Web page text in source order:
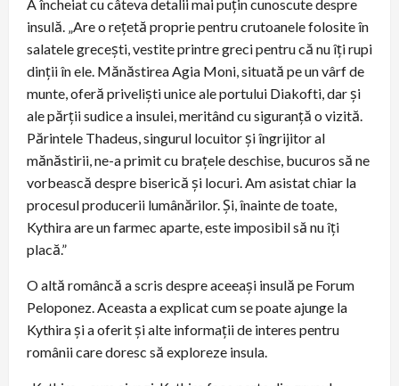
A încheiat cu câteva detalii mai puțin cunoscute despre
insulă. „Are o rețetă proprie pentru crutoanele folosite în
salatele grecești, vestite printre greci pentru că nu îți rupi
dinții în ele. Mănăstirea Agia Moni, situată pe un vârf de
munte, oferă priveliști unice ale portului Diakofti, dar și
ale părții sudice a insulei, meritând cu siguranță o vizită.
Părintele Thadeus, singurul locuitor și îngrijitor al
mănăstirii, ne-a primit cu brațele deschise, bucuros să ne
vorbească despre biserică și locuri. Am asistat chiar la
procesul producerii lumânărilor. Și, înainte de toate,
Kythira are un farmec aparte, este imposibil să nu îți
placă.”
O altă româncă a scris despre aceeași insulă pe Forum
Peloponez. Aceasta a explicat cum se poate ajunge la
Kythira și a oferit și alte informații de interes pentru
românii care doresc să exploreze insula.